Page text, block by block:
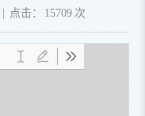
点击： 15709 次